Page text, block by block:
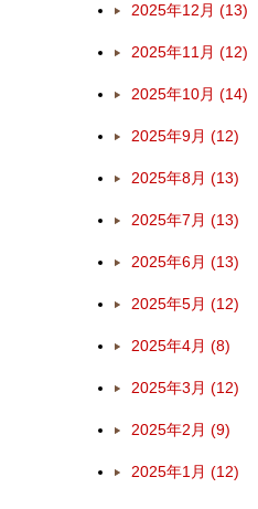
2025年12月 (13)
2025年11月 (12)
2025年10月 (14)
2025年9月 (12)
2025年8月 (13)
2025年7月 (13)
2025年6月 (13)
2025年5月 (12)
2025年4月 (8)
2025年3月 (12)
2025年2月 (9)
2025年1月 (12)